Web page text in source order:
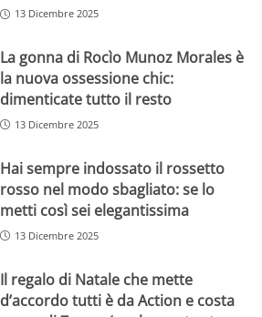
13 Dicembre 2025
La gonna di Rocìo Munoz Morales è
la nuova ossessione chic:
dimenticate tutto il resto
13 Dicembre 2025
Hai sempre indossato il rossetto
rosso nel modo sbagliato: se lo
metti così sei elegantissima
13 Dicembre 2025
Il regalo di Natale che mette
d’accordo tutti è da Action e costa